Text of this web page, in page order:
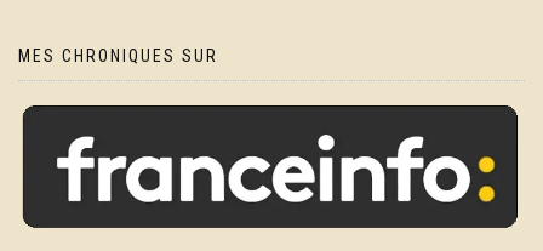
MES CHRONIQUES SUR